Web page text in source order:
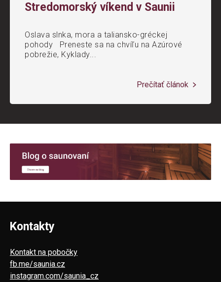
Stredomorský víkend v Saunii
Oslava slnka, mora a taliansko-gréckej
pohody Preneste sa na chvíľu na Azúrové
pobrežie, Kyklady...
Prečítať článok
Kontakty
Kontakt na pobočky
fb.me/saunia.cz
instagram.com/saunia_cz